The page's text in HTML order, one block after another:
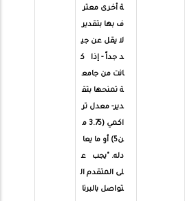
ة أخرى معتر
ف بها بتقدير
لا يقل عن جي
د جداً - إذا ك
انت من جامع
ة تمنحها بتق
دير- معدل تر
اكمي (3.75 م
ن5) أو ما يعا
دله. "يجب ع
لى المتقدم ال
تواصل بالبرنا